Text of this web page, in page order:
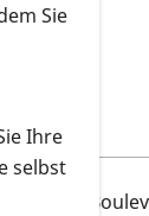
Strike",
Sie
Ihre
selbst